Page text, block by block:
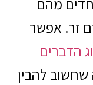
מהם
זר. אפשר
הדברים
להבין